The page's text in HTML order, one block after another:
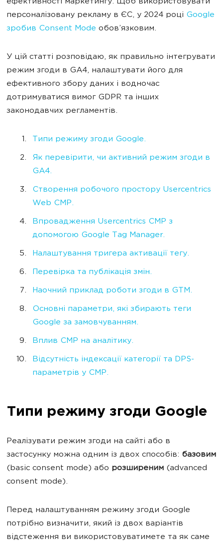
ефективності маркетингу. Щоб використовувати
персоналізовану рекламу в ЄС, у 2024 році Google
зробив Consent Mode обов’язковим.
У цій статті розповідаю, як правильно інтегрувати
режим згоди в GA4, налаштувати його для
ефективного збору даних і водночас
дотримуватися вимог GDPR та інших
законодавчих регламентів.
Типи режиму згоди Google.
Як перевірити, чи активний режим згоди в
GA4.
Створення робочого простору Usercentrics
Web CMP.
Впровадження Usercentrics CMP з
допомогою Google Tag Manager.
Налаштування тригера активації тегу.
Перевірка та публікація змін.
Наочний приклад роботи згоди в GTM.
Основні параметри, які збирають теги
Google за замовчуванням.
Вплив CMP на аналітику.
Відсутність індексації категорії та DPS-
параметрів у CMP.
Типи режиму згоди Google
Реалізувати режим згоди на сайті або в
застосунку можна одним із двох способів: базовим
(basic consent mode) або розширеним (advanced
consent mode).
Перед налаштуванням режиму згоди Google
потрібно визначити, який із двох варіантів
відстеження ви використовуватимете та як саме